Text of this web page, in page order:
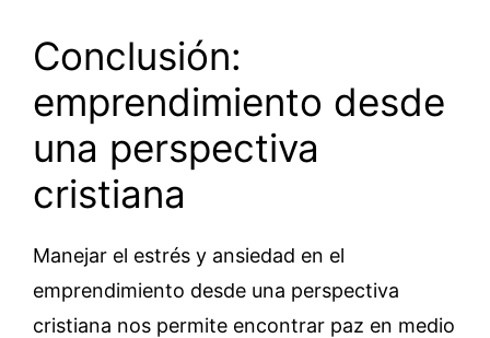
Conclusión:
emprendimiento desde
una perspectiva
cristiana
Manejar el estrés y ansiedad en el
emprendimiento desde una perspectiva
cristiana nos permite encontrar paz en medio